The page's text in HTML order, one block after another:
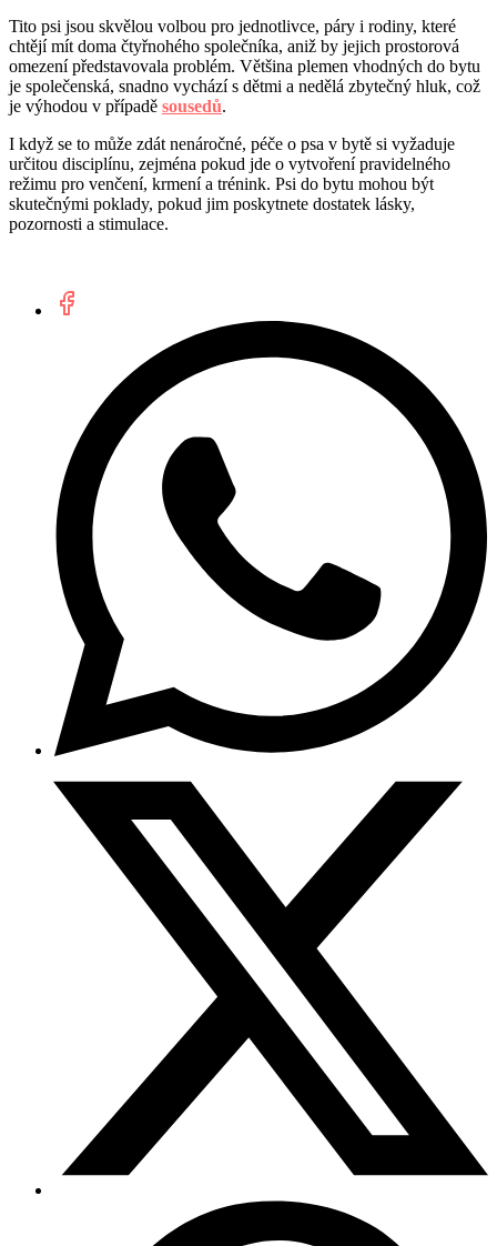
Tito psi jsou skvělou volbou pro jednotlivce, páry i rodiny, které
chtějí mít doma čtyřnohého společníka, aniž by jejich prostorová
omezení představovala problém. Většina plemen vhodných do bytu
je společenská, snadno vychází s dětmi a nedělá zbytečný hluk, což
je výhodou v případě sousedů.
I když se to může zdát nenáročné, péče o psa v bytě si vyžaduje
určitou disciplínu, zejména pokud jde o vytvoření pravidelného
režimu pro venčení, krmení a trénink. Psi do bytu mohou být
skutečnými poklady, pokud jim poskytnete dostatek lásky,
pozornosti a stimulace.